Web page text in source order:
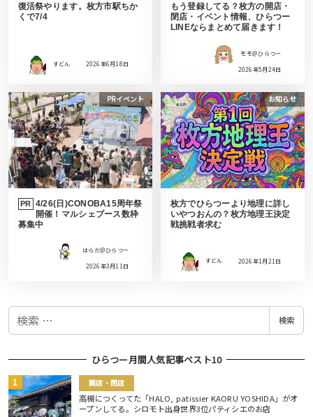
復活祭やります。枚方市駅ちか
くで7/4
すどん 2026年6月18日
もう登録してる？枚方の開店・
閉店・イベント情報、ひらつー
LINEならまとめて届きます！
モモ＠ひらつー
2026年5月24日
PRイベント
PR 4/26(日)CONOBA15周年祭
開催！マルシェブース数枠
募集中
はらだ＠ひらつー
2026年3月11日
お知らせ
枚方でひらつーより地理に詳し
いやつおんの？枚方地理王決定
戦挑戦者求む
すどん 2026年1月21日
検
検索
ひらつー月間人気記事ベスト10
開店・閉店
高槻につくってた「HALO, patissier KAORU YOSHIDA」がオ
ープンしてる。シロモト出身世界3位パティシエのお店